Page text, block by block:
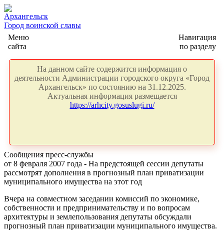
Архангельск
Город воинской славы
Меню
сайта
Навигация
по разделу
На данном сайте содержится информация о
деятельности Администрации городского округа «Город
Архангельск» по состоянию на 31.12.2025.
Актуальная информация размещается
https://arhcity.gosuslugi.ru/
Сообщения пресс-службы
от 8 февраля 2007 года - На предстоящей сессии депутаты
рассмотрят дополнения в прогнозный план приватизации
муниципального имущества на этот год
Вчера на совместном заседании комиссий по экономике,
собственности и предпринимательству и по вопросам
архитектуры и землепользования депутаты обсуждали
прогнозный план приватизации муниципального имущества.